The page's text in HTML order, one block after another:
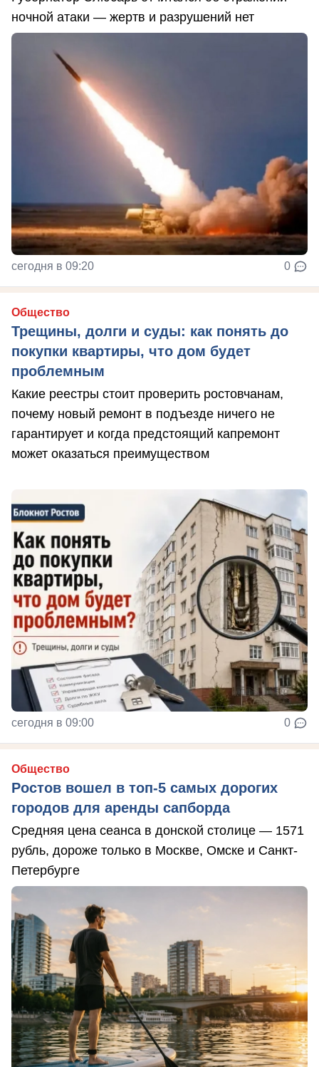
ночной атаки — жертв и разрушений нет
сегодня в 09:20 0
Общество
Трещины, долги и суды: как понять до
покупки квартиры, что дом будет
проблемным
Какие реестры стоит проверить ростовчанам,
почему новый ремонт в подъезде ничего не
гарантирует и когда предстоящий капремонт
может оказаться преимуществом
сегодня в 09:00 0
Общество
Ростов вошел в топ-5 самых дорогих
городов для аренды сапборда
Средняя цена сеанса в донской столице — 1571
рубль, дороже только в Москве, Омске и Санкт-
Петербурге